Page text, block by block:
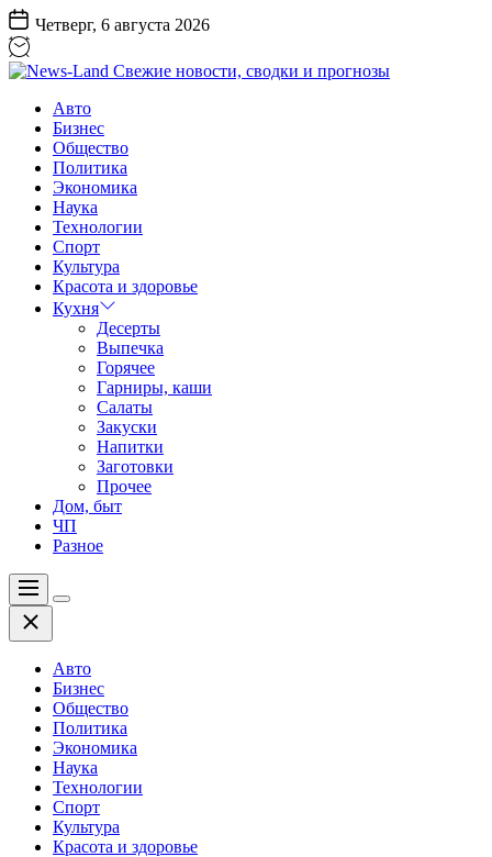
Перейти
к
содержанию
Четверг, 6 августа 2026
Land
Свежие
новости,
сводки
прогнозы
Авто
Бизнес
Общество
Политика
Экономика
Наука
Технологии
Спорт
Культура
Красота и здоровье
Кухня
Десерты
Выпечка
Горячее
Гарниры, каши
Салаты
Закуски
Напитки
Заготовки
Прочее
Дом, быт
ЧП
Разное
Меню
Цвет
Закрыть
Авто
Бизнес
Общество
Политика
Экономика
Наука
Технологии
Спорт
Культура
Красота и здоровье